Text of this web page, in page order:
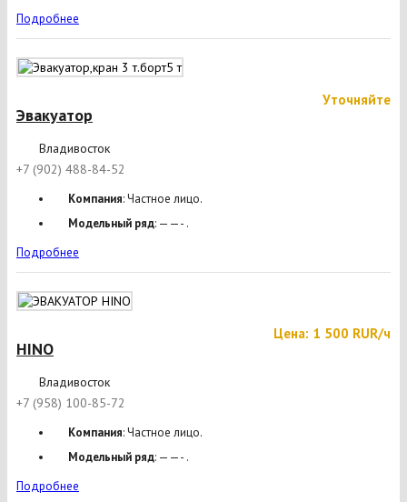
Подробнее
Эвакуатор
Уточняйте
Владивосток
+7 (902) 488-84-52
Компания: Частное лицо.
Модельный ряд: ——- .
Подробнее
HINO
Цена: 1 500 RUR/ч
Владивосток
+7 (958) 100-85-72
Компания: Частное лицо.
Модельный ряд: ——- .
Подробнее